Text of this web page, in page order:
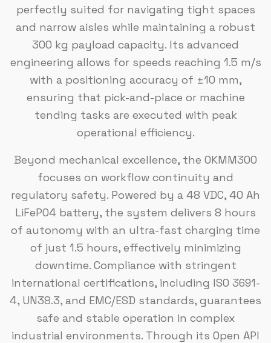
perfectly suited for navigating tight spaces
and narrow aisles while maintaining a robust
300 kg payload capacity. Its advanced
engineering allows for speeds reaching 1.5 m/s
with a positioning accuracy of ±10 mm,
ensuring that pick-and-place or machine
tending tasks are executed with peak
operational efficiency.
Beyond mechanical excellence, the OKMM300
focuses on workflow continuity and
regulatory safety. Powered by a 48 VDC, 40 Ah
LiFePO4 battery, the system delivers 8 hours
of autonomy with an ultra-fast charging time
of just 1.5 hours, effectively minimizing
downtime. Compliance with stringent
international certifications, including ISO 3691-
4, UN38.3, and EMC/ESD standards, guarantees
safe and stable operation in complex
industrial environments. Through its Open API